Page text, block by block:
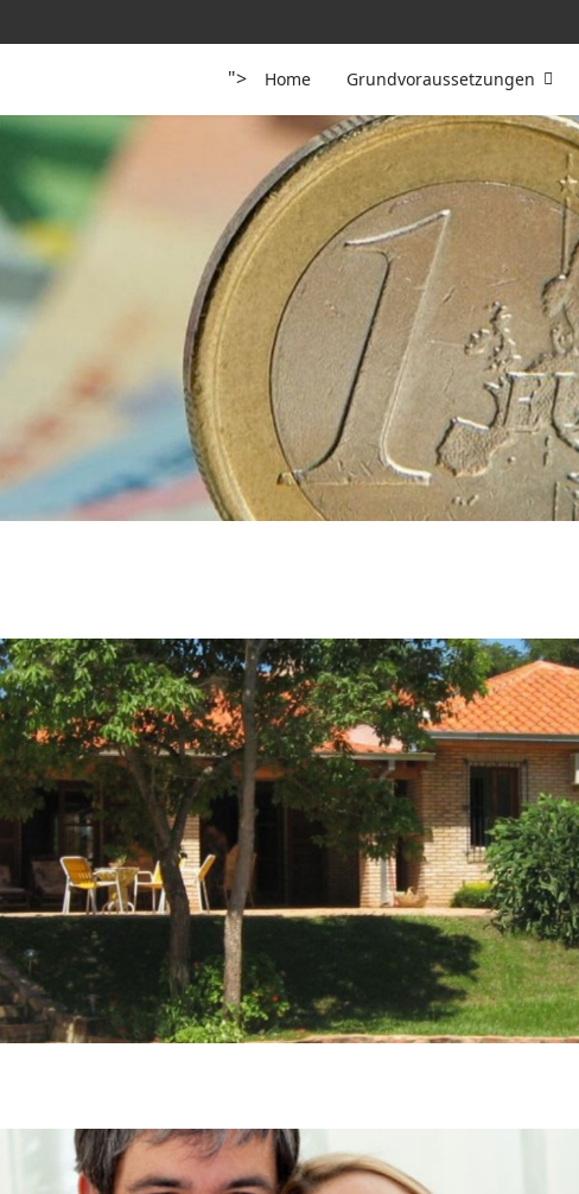
"> Home Grundvoraussetzungen